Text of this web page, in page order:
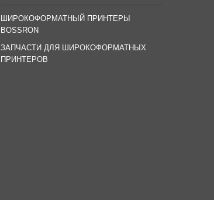
ШИРОКОФОРМАТНЫЙ ПРИНТЕРЫ
BOSSRON
ЗАПЧАСТИ ДЛЯ ШИРОКОФОРМАТНЫХ
ПРИНТЕРОВ